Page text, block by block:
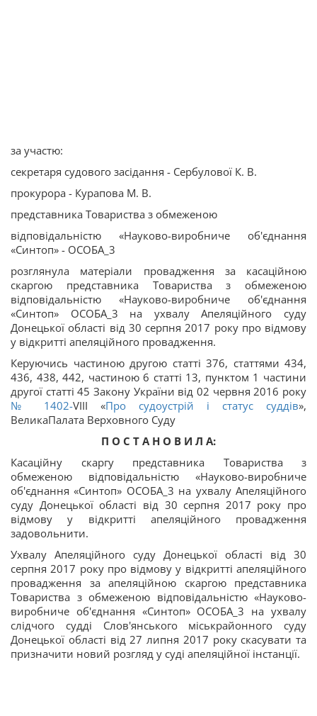
за участю:
секретаря судового засідання - Сербулової К. В.
прокурора - Курапова М. В.
представника Товариства з обмеженою
відповідальністю «Науково-виробниче об'єднання
«Синтоп» - ОСОБА_3
розглянула матеріали провадження за касаційною
скаргою представника Товариства з обмеженою
відповідальністю «Науково-виробниче об'єднання
«Синтоп» ОСОБА_3 на ухвалу Апеляційного суду
Донецької області від 30 серпня 2017 року про відмову
у відкритті апеляційного провадження.
Керуючись частиною другою статті 376, статтями 434,
436, 438, 442, частиною 6 статті 13, пунктом 1 частини
другої статті 45 Закону України від 02 червня 2016 року
№ 1402-VIII «Про судоустрій і статус суддів»,
ВеликаПалата Верховного Суду
П О С Т А Н О В И Л А:
Касаційну скаргу представника Товариства з
обмеженою відповідальністю «Науково-виробниче
об'єднання «Синтоп» ОСОБА_3 на ухвалу Апеляційного
суду Донецької області від 30 серпня 2017 року про
відмову у відкритті апеляційного провадження
задовольнити.
Ухвалу Апеляційного суду Донецької області від 30
серпня 2017 року про відмову у відкритті апеляційного
провадження за апеляційною скаргою представника
Товариства з обмеженою відповідальністю «Науково-
виробниче об'єднання «Синтоп» ОСОБА_3 на ухвалу
слідчого судді Слов'янського міськрайонного суду
Донецької області від 27 липня 2017 року скасувати та
призначити новий розгляд у суді апеляційної інстанції.